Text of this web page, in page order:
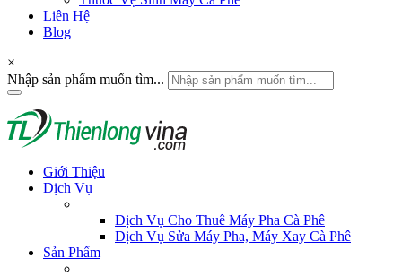
Liên Hệ
Blog
×
Nhập sản phẩm muốn tìm...
Giới Thiệu
Dịch Vụ
Dịch Vụ Cho Thuê Máy Pha Cà Phê
Dịch Vụ Sửa Máy Pha, Máy Xay Cà Phê
Sản Phẩm